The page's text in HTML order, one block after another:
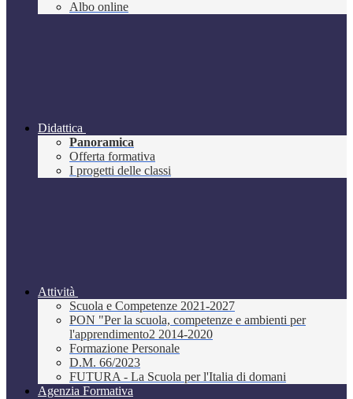
Albo online
Didattica
Panoramica
Offerta formativa
I progetti delle classi
Attività
Scuola e Competenze 2021-2027
PON "Per la scuola, competenze e ambienti per
l'apprendimento2 2014-2020
Formazione Personale
D.M. 66/2023
FUTURA - La Scuola per l'Italia di domani
Agenzia Formativa